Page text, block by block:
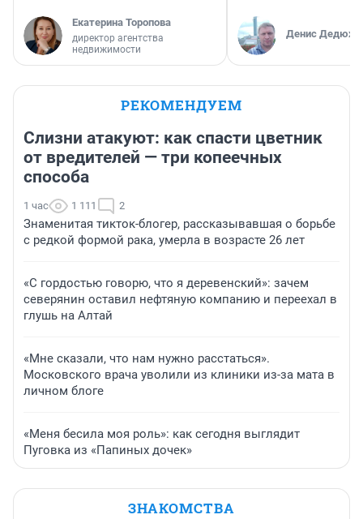
Екатерина Торопова
директор агентства
недвижимости
Денис
РЕКОМЕНДУЕМ
Слизни атакуют: как спасти цветник
от вредителей — три копеечных
способа
1 час 1 111 2
Знаменитая тикток-блогер, рассказывавшая о борьбе
с редкой формой рака, умерла в возрасте 26 лет
«С гордостью говорю, что я деревенский»: зачем
северянин оставил нефтяную компанию и переехал в
глушь на Алтай
«Мне сказали, что нам нужно расстаться».
Московского врача уволили из клиники из-за мата в
личном блоге
«Меня бесила моя роль»: как сегодня выглядит
Пуговка из «Папиных дочек»
ЗНАКОМСТВА